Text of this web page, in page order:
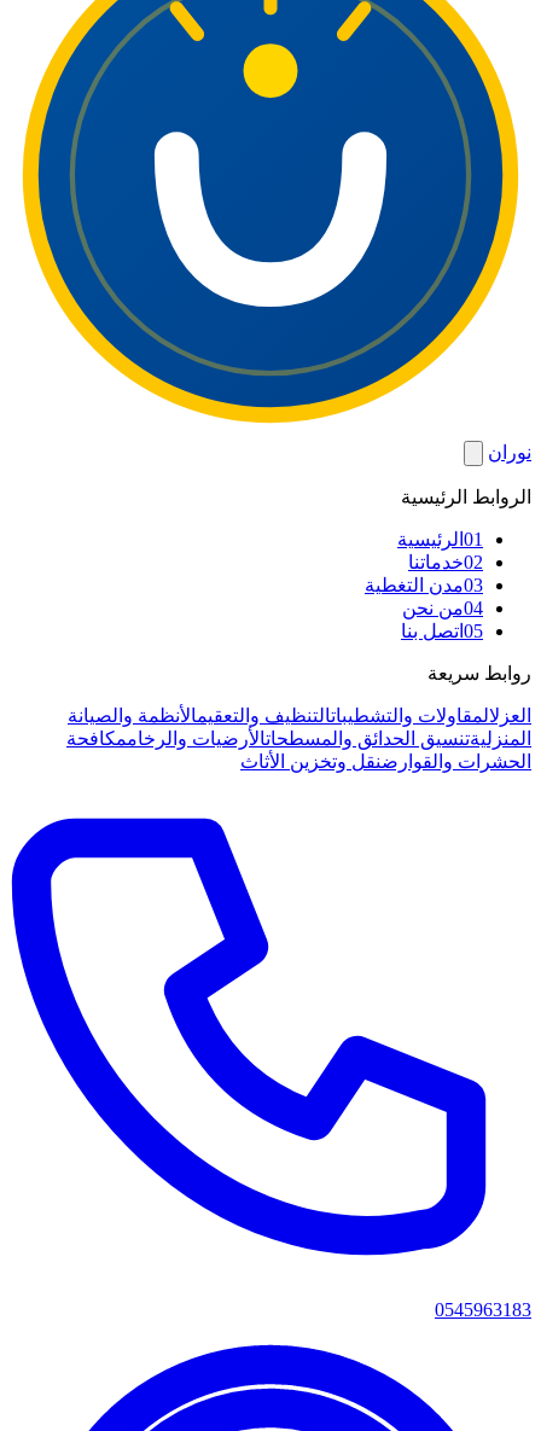
نوران
الروابط الرئيسية
01 الرئيسية
02خدماتنا
03مدن التغطية
04من نحن
05 اتصل بنا
روابط سريعة
العزلالمقاولات والتشطيباتالتنظيف والتعقيمالأنظمة والصيانة
المنزليةتنسيق الحدائق والمسطحاتالأرضيات والرخاممكافحة
الحشرات والقوارضنقل وتخزين الأثاث
0545963183